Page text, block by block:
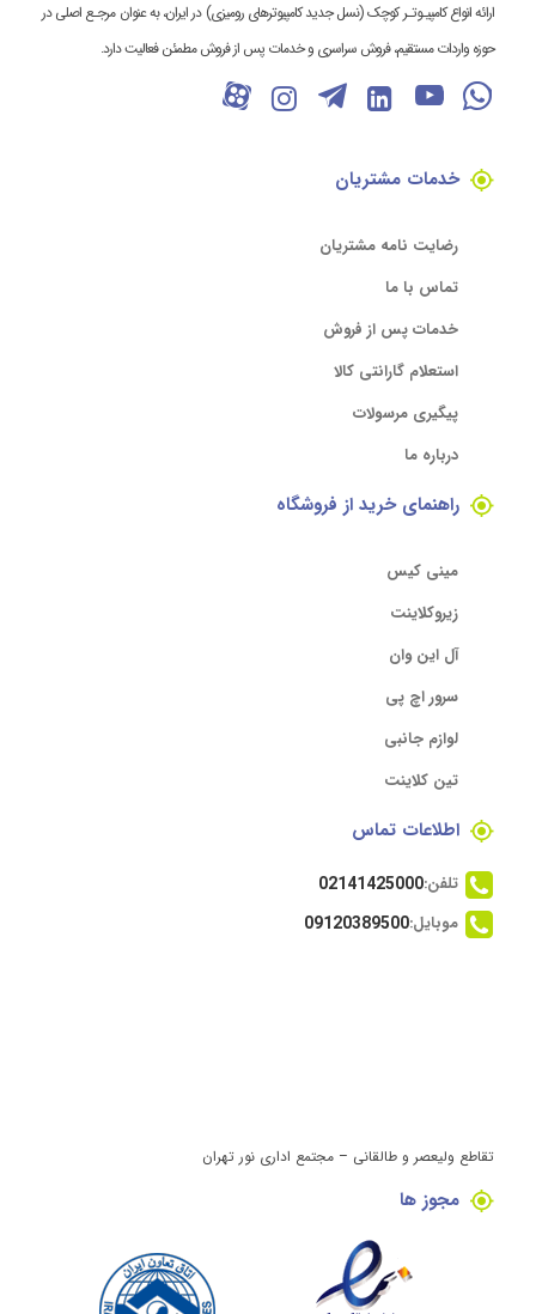
ارائه انواع کامپیـوتـر کوچک (نسل جدید کامپیوترهای رومیزی) در ایران، به عنوان مرجـع اصلی در
حوزه واردات مستقیم، فروش سراسری و خدمات پس از فروش مطمئن فعالیت دارد.
خدمات مشتریان
رضایت نامه مشتریان
تماس با ما
خدمات پس از فروش
استعلام گارانتی کالا
پیگیری مرسولات
درباره ما
راهنمای خرید از فروشگاه
مینی کیس
زیروکلاینت
آل این وان
سرور اچ پی
لوازم جانبی
تین کلاینت
اطلاعات تماس
تلفن:02141425000
موبایل:09120389500
تقاطع ولیعصر و طالقانی – مجتمع اداری نور تهران
مجوز ها